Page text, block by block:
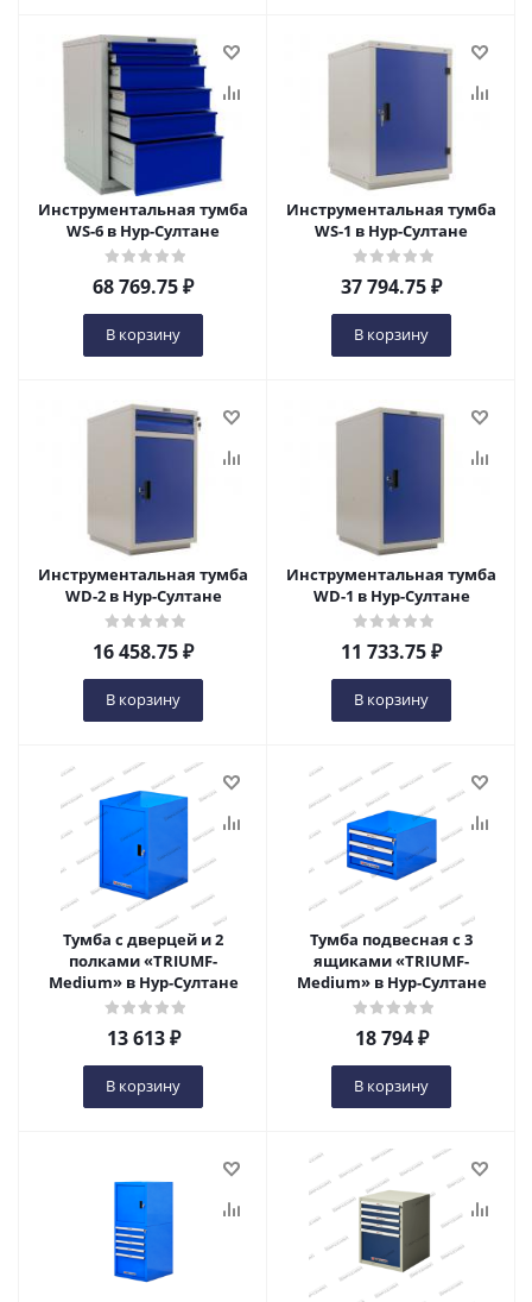
Инструментальная тумба
WS-6 в Нур-Султане
68 769.75₽
В корзину
Инструментальная тумба
WS-1 в Нур-Султане
37 794.75₽
В корзину
Инструментальная тумба
WD-2 в Нур-Султане
16 458.75₽
В корзину
Инструментальная тумба
WD-1 в Нур-Султане
11 733.75₽
В корзину
Тумба с дверцей и 2
полками «TRIUMF-
Medium» в Нур-Султане
13 613₽
В корзину
Тумба подвесная с 3
ящиками «TRIUMF-
Medium» в Нур-Султане
18 794₽
В корзину